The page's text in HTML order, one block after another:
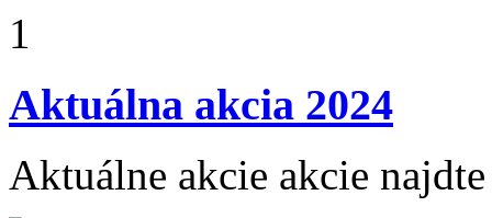
Aktuálna akcia 2024
Aktuálne akcie akcie